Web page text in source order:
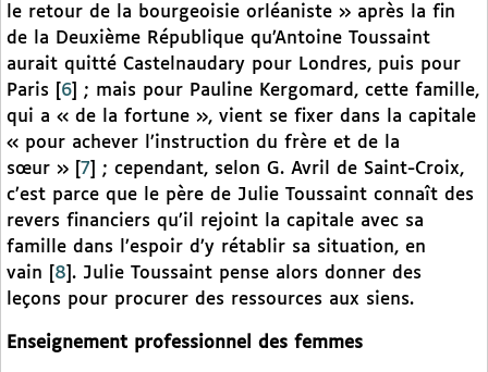
le retour de la bourgeoisie orléaniste » après la fin
de la Deuxième République qu’Antoine Toussaint
aurait quitté Castelnaudary pour Londres, puis pour
Paris
6
; mais pour Pauline Kergomard, cette famille,
qui a « de la fortune », vient se fixer dans la capitale
« pour achever l’instruction du frère et de la
sœur »
7
; cependant, selon G. Avril de Saint-Croix,
c’est parce que le père de Julie Toussaint connaît des
revers financiers qu’il rejoint la capitale avec sa
famille dans l’espoir d’y rétablir sa situation, en
vain
8 . Julie Toussaint pense alors donner des
leçons pour procurer des ressources aux siens.
Enseignement professionnel des femmes